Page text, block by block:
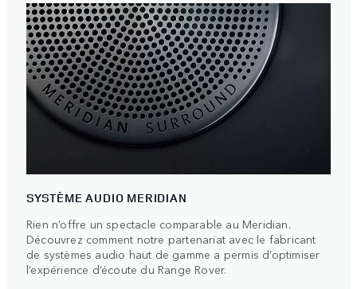
SYSTÈME AUDIO MERIDIAN
Rien n’offre un spectacle comparable au Meridian.
Découvrez comment notre partenariat avec le fabricant
de systèmes audio haut de gamme a permis d’optimiser
l’expérience d’écoute du Range Rover.